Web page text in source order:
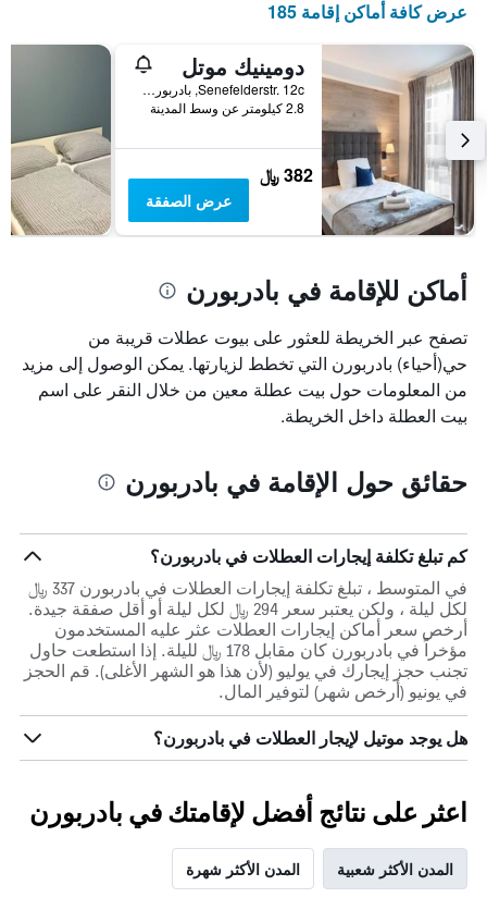
الذي
أيام
الأسبوع.
يتضمن
المخطط
التالي
1
محور
Y
الذي
سعر
غرفة
عرض كافة أماكن إقامة 185
دومينيك موتل
Senefelderstr. 12c, بادربورن, ولاية شمال الراين وستفاليا, ألمانيا
2.8 كيلومتر عن وسط المدينة
382 ﷼
عرض الصفقة
أماكن للإقامة في بادربورن
تصفح عبر الخريطة للعثور على بيوت عطلات قريبة من
حي(أحياء) بادربورن التي تخطط لزيارتها. يمكن الوصول إلى مزيد
من المعلومات حول بيت عطلة معين من خلال النقر على اسم
بيت العطلة داخل الخريطة.
حقائق حول الإقامة في بادربورن
كم تبلغ تكلفة إيجارات العطلات في بادربورن؟
في المتوسط ، تبلغ تكلفة إيجارات العطلات في بادربورن 337 ﷼
لكل ليلة ، ولكن يعتبر سعر 294 ﷼ لكل ليلة أو أقل صفقة جيدة.
أرخص سعر أماكن إيجارات العطلات عثر عليه المستخدمون
مؤخراً في بادربورن كان مقابل 178 ﷼ لليلة. إذا استطعت حاول
تجنب حجز إيجارك في يوليو (لأن هذا هو الشهر الأغلى). قم الحجز
في يونيو (أرخص شهر) لتوفير المال.
هل يوجد موتيل لإيجار العطلات في بادربورن؟
اعثر على نتائج أفضل لإقامتك في بادربورن
المدن الأكثر شعبية المدن الأكثر شهرة